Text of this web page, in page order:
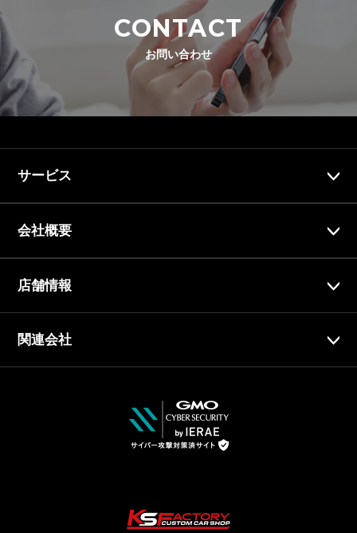
CONTACT
お問い合わせ
サービス
会社概要
店舗情報
関連会社